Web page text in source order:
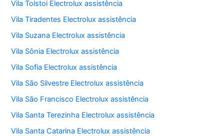
Vila Tolstoi Electrolux assistência
Vila Tiradentes Electrolux assistência
Vila Suzana Electrolux assistência
Vila Sônia Electrolux assistência
Vila Sofia Electrolux assistência
Vila São Silvestre Electrolux assistência
Vila São Francisco Electrolux assistência
Vila Santa Terezinha Electrolux assistência
Vila Santa Catarina Electrolux assistência